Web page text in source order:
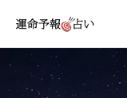
運命予報占い